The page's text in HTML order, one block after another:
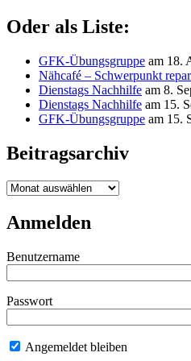
Oder als Liste:
GFK-Übungsgruppe am 18.
Nähcafé – Schwerpunkt
Dienstags Nachhilfe am 8.
Dienstags Nachhilfe am 15.
GFK-Übungsgruppe am 15.
Beitragsarchiv
Beitragsarchiv
Anmelden
Benutzername
Passwort
Angemeldet bleiben